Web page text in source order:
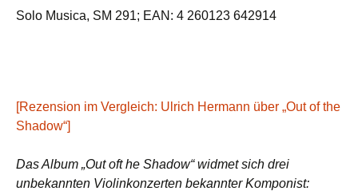
Solo Musica, SM 291; EAN: 4 260123 642914
[Rezension im Vergleich: Ulrich Hermann über „Out of the
Shadow“]
Das Album „Out oft he Shadow“ widmet sich drei
unbekannten Violinkonzerten bekannter Komponist: